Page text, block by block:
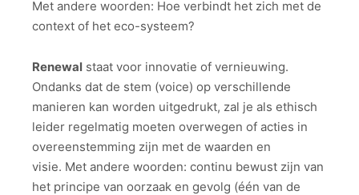
Met andere woorden: Hoe verbindt het zich met de
context of het eco-systeem?
Renewal staat voor innovatie of vernieuwing.
Ondanks dat de stem (voice) op verschillende
manieren kan worden uitgedrukt, zal je als ethisch
leider regelmatig moeten overwegen of acties in
overeenstemming zijn met de waarden en
visie. Met andere woorden: continu bewust zijn van
het principe van oorzaak en gevolg (één van de